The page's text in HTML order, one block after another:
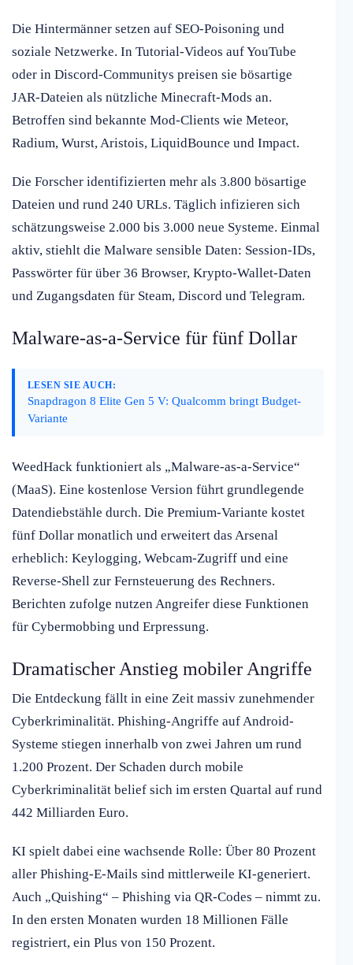
Die Hintermänner setzen auf SEO-Poisoning und
soziale Netzwerke. In Tutorial-Videos auf YouTube
oder in Discord-Communitys preisen sie bösartige
JAR-Dateien als nützliche Minecraft-Mods an.
Betroffen sind bekannte Mod-Clients wie Meteor,
Radium, Wurst, Aristois, LiquidBounce und Impact.
Die Forscher identifizierten mehr als 3.800 bösartige
Dateien und rund 240 URLs. Täglich infizieren sich
schätzungsweise 2.000 bis 3.000 neue Systeme. Einmal
aktiv, stiehlt die Malware sensible Daten: Session-IDs,
Passwörter für über 36 Browser, Krypto-Wallet-Daten
und Zugangsdaten für Steam, Discord und Telegram.
Malware-as-a-Service für fünf Dollar
LESEN SIE AUCH:
Snapdragon 8 Elite Gen 5 V: Qualcomm bringt Budget-
Variante
WeedHack funktioniert als „Malware-as-a-Service“
(MaaS). Eine kostenlose Version führt grundlegende
Datendiebstähle durch. Die Premium-Variante kostet
fünf Dollar monatlich und erweitert das Arsenal
erheblich: Keylogging, Webcam-Zugriff und eine
Reverse-Shell zur Fernsteuerung des Rechners.
Berichten zufolge nutzen Angreifer diese Funktionen
für Cybermobbing und Erpressung.
Dramatischer Anstieg mobiler Angriffe
Die Entdeckung fällt in eine Zeit massiv zunehmender
Cyberkriminalität. Phishing-Angriffe auf Android-
Systeme stiegen innerhalb von zwei Jahren um rund
1.200 Prozent. Der Schaden durch mobile
Cyberkriminalität belief sich im ersten Quartal auf rund
442 Milliarden Euro.
KI spielt dabei eine wachsende Rolle: Über 80 Prozent
aller Phishing-E-Mails sind mittlerweile KI-generiert.
Auch „Quishing“ – Phishing via QR-Codes – nimmt zu.
In den ersten Monaten wurden 18 Millionen Fälle
registriert, ein Plus von 150 Prozent.